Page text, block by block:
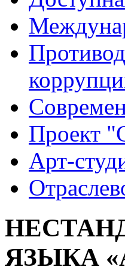
Проект
Арт-
ЯЗЫКА